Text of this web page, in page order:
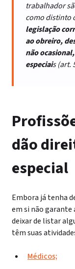
trabalhador
como distinto
legislação
ao obreiro,
não
especiais (art.
dão
especial
Embora já tenha
em si não garante
deixar de listar
têm suas
Médicos;